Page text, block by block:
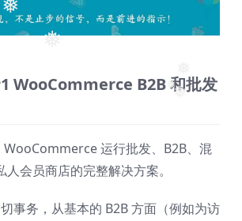
❅
❅
WooCommerce B2B 和批发
WooCommerce 运行批发、B2B、混
人会员商店的完整解决方案。
事务，从基本的 B2B 方面（例如为访